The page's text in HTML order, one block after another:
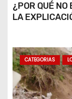
¿POR QUÉ
LA
CATEGORIAS